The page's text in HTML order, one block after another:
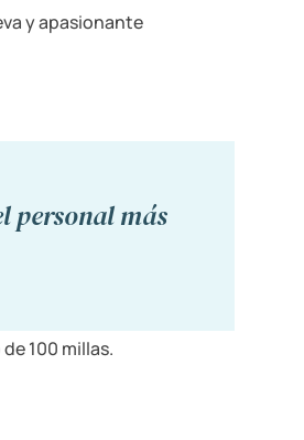
y apasionante
personal más
100 millas.